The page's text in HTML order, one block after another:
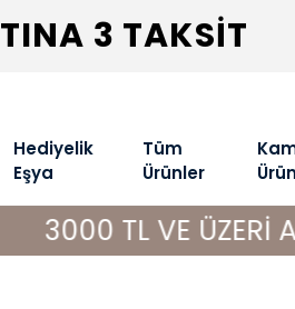
3 TAKSİT
Hediyelik
Eşya
Tüm
Ürünler
VE ÜZERİ